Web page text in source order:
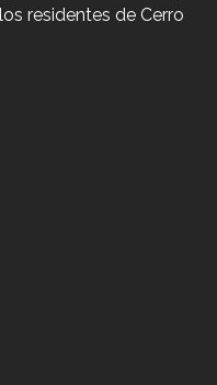
residentes de Cerro